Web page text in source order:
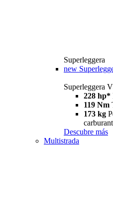
Superleggera
new
Superleggera
228 hp*
119 Nm
173 kg
Descubre más
Multistrada